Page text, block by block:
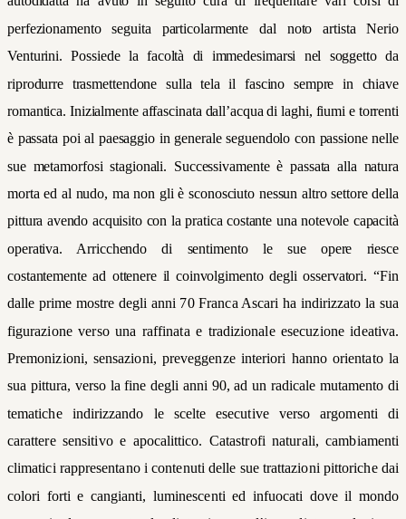
perfezionamento seguita particolarmente dal noto artista Nerio
Venturini. Possiede la facoltà di immedesimarsi nel soggetto da
riprodurre trasmettendone sulla tela il fascino sempre in chiave
romantica. Inizialmente affascinata dall’acqua di laghi, fiumi e torrenti
è passata poi al paesaggio in generale seguendolo con passione nelle
sue metamorfosi stagionali. Successivamente è passata alla natura
morta ed al nudo, ma non gli è sconosciuto nessun altro settore della
pittura avendo acquisito con la pratica costante una notevole capacità
operativa. Arricchendo di sentimento le sue opere riesce
costantemente ad ottenere il coinvolgimento degli osservatori. “Fin
dalle prime mostre degli anni 70 Franca Ascari ha indirizzato la sua
figurazione verso una raffinata e tradizionale esecuzione ideativa.
Premonizioni, sensazioni, preveggenze interiori hanno orientato la
sua pittura, verso la fine degli anni 90, ad un radicale mutamento di
tematiche indirizzando le scelte esecutive verso argomenti di
carattere sensitivo e apocalittico. Catastrofi naturali, cambiamenti
climatici rappresentano i contenuti delle sue trattazioni pittoriche dai
colori forti e cangianti, luminescenti ed infuocati dove il mondo